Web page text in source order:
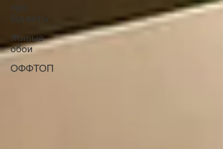
про
Гаджеты
Живые
обои
ОФФТОП